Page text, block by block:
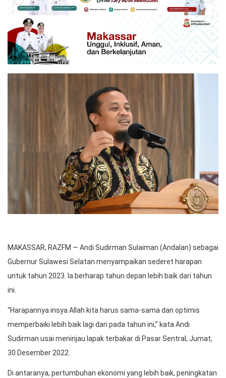
MAKASSAR, RAZFM — Andi Sudirman Sulaiman (Andalan) sebagai
Gubernur Sulawesi Selatan menyampaikan sederet harapan
untuk tahun 2023. Ia berharap tahun depan lebih baik dari tahun
ini.
“Harapannya insya Allah kita harus sama-sama dan optimis
memperbaiki lebih baik lagi dari pada tahun ini,” kata Andi
Sudirman usai meninjau lapak terbakar di Pasar Sentral, Jumat,
30 Desember 2022.
Di antaranya, pertumbuhan ekonomi yang lebih baik, peningkatan